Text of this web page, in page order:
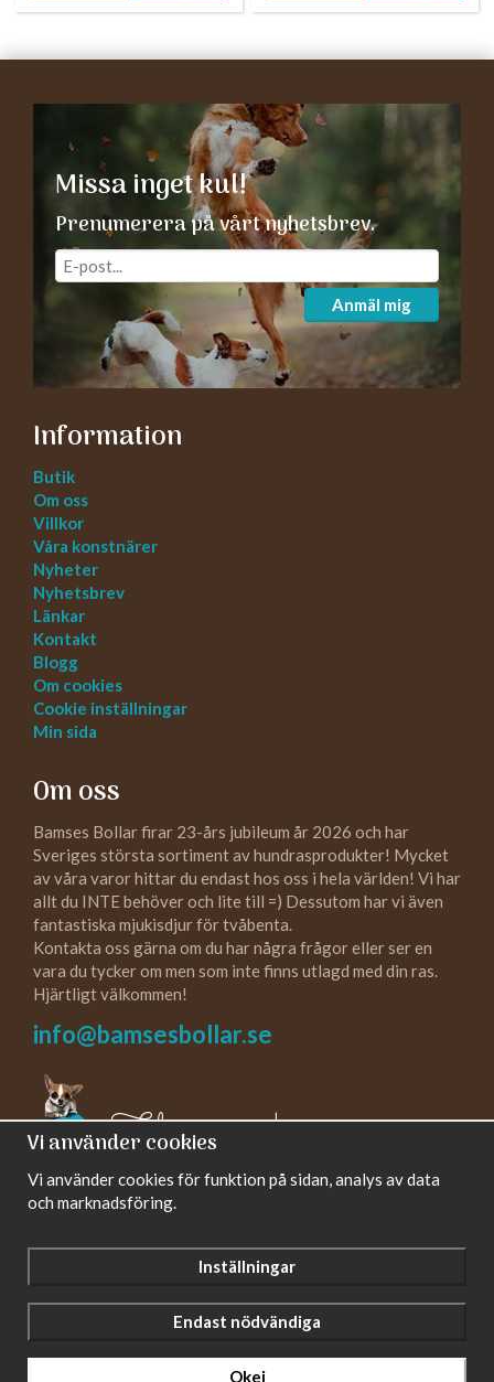
Missa inget kul!
Prenumerera på vårt nyhetsbrev.
Anmäl mig
Information
Butik
Om oss
Villkor
Våra konstnärer
Nyheter
Nyhetsbrev
Länkar
Kontakt
Blogg
Om cookies
Cookie inställningar
Min sida
Om oss
Bamses Bollar firar 23-års jubileum år 2026 och har
Sveriges största sortiment av hundrasprodukter! Mycket
av våra varor hittar du endast hos oss i hela världen! Vi har
allt du INTE behöver och lite till =) Dessutom har vi även
fantastiska mjukisdjur för tvåbenta.
Kontakta oss gärna om du har några frågor eller ser en
vara du tycker om men som inte finns utlagd med din ras.
Hjärtligt välkommen!
info@bamsesbollar.se
Följ oss gärna!
Vi använder cookies
Vi använder cookies för funktion på sidan, analys av data
och marknadsföring.
Inställningar
Endast nödvändiga
Okej